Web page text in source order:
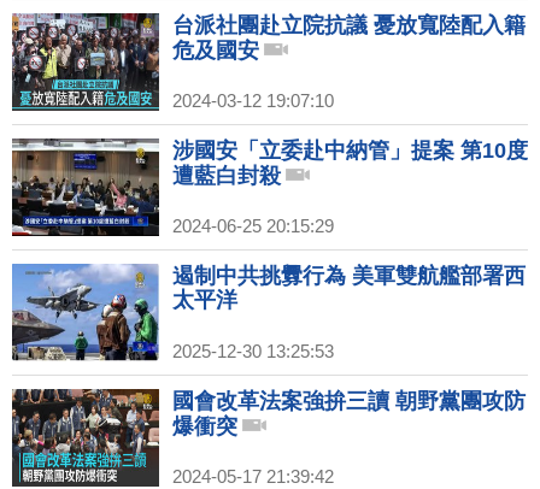
台派社團赴立院抗議 憂放寬陸配入籍
危及國安
2024-03-12 19:07:10
涉國安「立委赴中納管」提案 第10度
遭藍白封殺
2024-06-25 20:15:29
遏制中共挑釁行為 美軍雙航艦部署西
太平洋
2025-12-30 13:25:53
國會改革法案強拚三讀 朝野黨團攻防
爆衝突
2024-05-17 21:39:42